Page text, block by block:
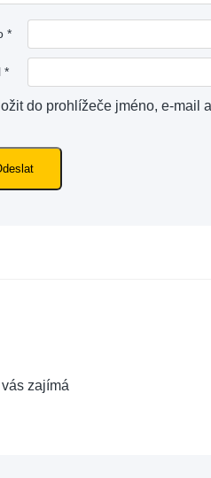
*
*
do prohlížeče jméno, e-mail
zajímá